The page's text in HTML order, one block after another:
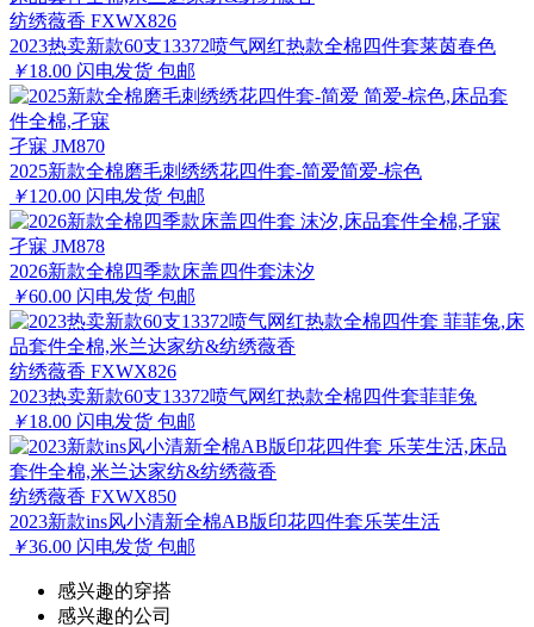
纺绣薇香 FXWX826
2023热卖新款60支13372喷气网红热款全棉四件套莱茵春色
￥18.00 闪电发货 包邮
孑寐 JM870
2025新款全棉磨毛刺绣绣花四件套-简爱简爱-棕色
￥120.00 闪电发货 包邮
孑寐 JM878
2026新款全棉四季款床盖四件套沫汐
￥60.00 闪电发货 包邮
纺绣薇香 FXWX826
2023热卖新款60支13372喷气网红热款全棉四件套菲菲兔
￥18.00 闪电发货 包邮
纺绣薇香 FXWX850
2023新款ins风小清新全棉AB版印花四件套乐芙生活
￥36.00 闪电发货 包邮
感兴趣的穿搭
感兴趣的公司